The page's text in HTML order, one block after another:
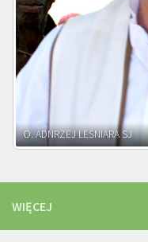
O. ADNRZEJ LEŚNIARA SJ
WIĘCEJ